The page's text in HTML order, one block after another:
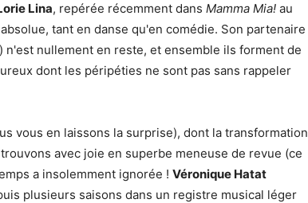
Lina, repérée récemment dans Mamma Mia! au
tant en danse qu'en comédie. Son partenaire
) n'est nullement en reste, et ensemble ils forment de
dont les péripéties ne sont pas sans rappeler
vous en laissons la surprise), dont la transformation
avec joie en superbe meneuse de revue (ce
a insolemment ignorée ! Véronique Hatat
plusieurs saisons dans un registre musical léger